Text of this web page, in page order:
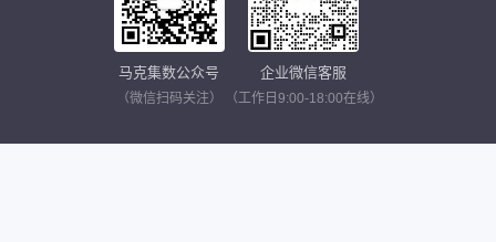
马克集数公众号
（微信扫码关注）
企业微信客服
（工作日9:00-18:00在线）